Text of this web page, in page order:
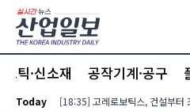
본문 바로가기
틱·신소재 공작기계·공구
Today [18:35] 고레로보틱스, 건설부터